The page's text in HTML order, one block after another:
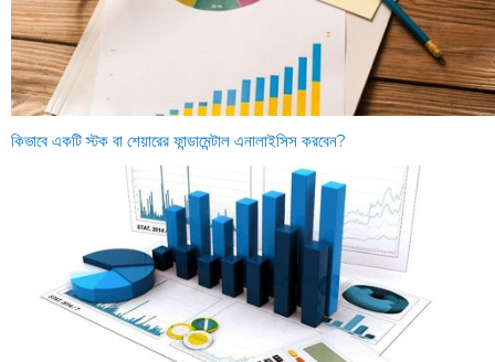
কিভাবে একটি স্টক বা শেয়ারের ফান্ডামেন্টাল এনালাইসিস করবেন?